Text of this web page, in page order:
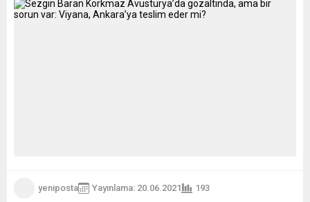
yeniposta Yayınlama: 20.06.2021 193